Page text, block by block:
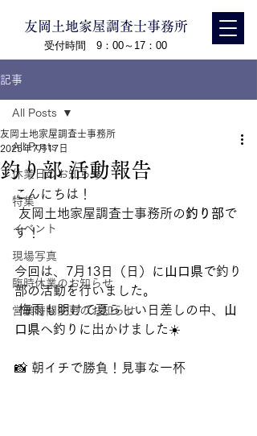
友岡土地家屋調査士事務所
受付時間 9：00～17：00
記事
All Posts
休業日のお知らせ
特集
イベント
現場写真
臨時休業のお知らせ
営業時間変更のお知らせ
All Posts
釣り部 活動報告
友岡土地家屋調査士事務所
2025年7月17日
こんにちは！
友岡土地家屋調査士事務所の釣り部で
す！
今回は、7月13日（日）に 山口県で釣り
部の活動を行いました。
梅雨も明けて夏らしい日差しの中、
山
口県へ釣りに出かけました☀️
📸 朝イチで勝負！見事な一杯